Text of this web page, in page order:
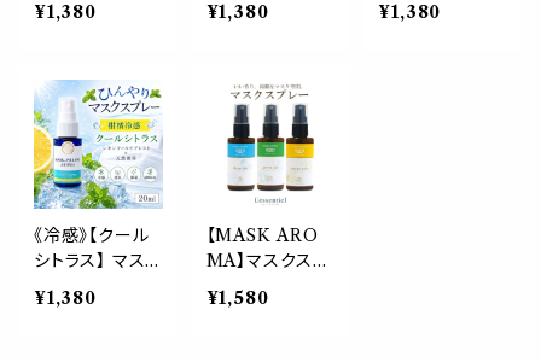
マ 20ml｜ヒノ
荷 夏 ひんやり
涼しい 森林系
スプレー 枕 寝
具 リフレッシュ
植物由来 消臭
静菌 携帯用 ギ
フト プレゼント
¥1,380
ロマ 20ml｜ス
ーミント 柑橘 夏
ひんやり 涼しい
スプレー 枕 睡
眠 癒し 植物由
来 消臭 静菌 携
帯用 ギフト プレ
ゼント
¥1,380
マ 20ml｜ ペパ
¥1,380
《冷感》【クール
シトラス】 マスク
& ピロー アロ
マ 20ml｜柑橘
¥1,380
【MASK ARO
MA】マスクスプ
レー 50ml ユー
カリの力 除菌
¥1,580